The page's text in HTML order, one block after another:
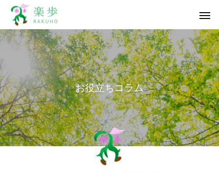
お役立ちコラム